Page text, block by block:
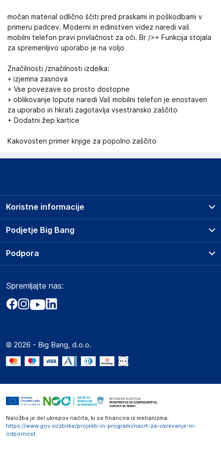
močan material odlično ščiti pred praskami in poškodbami v
primeru padcev. Moderni in edinstven videz naredi vaš
mobilni telefon pravi privlačnost za oči. Br />+ Funkcija stojala
za spremenljivo uporabo je na voljo
Značilnosti /značilnosti izdelka:
+ izjemna zasnova
+ Vse povezave so prosto dostopne
+ oblikovanje lopute naredi Vaš mobilni telefon je enostaven
za uporabo in hkrati zagotavlja vsestransko zaščito
+ Dodatni žep kartice
Kakovosten primer knjige za popolno zaščito
Podjetje Big Bang
O podjetju
Obvestila za javnost
Akt o digitalnih storitvah
Marketplace za partnerje
Novosti
Koristne informacije
Prodajna mesta
Storitve
Dostava, vnos in odvoz
Zavarovanje izdelkov
Podpora
Marketplace
Kako oddati naročilo?
Spremljajte nas:
© 2026 - Big Bang, d.o.o.
Naložba je del ukrepov načrta, ki se financira iz mehanizma:
https://www.gov.si/zbirke/projekti-in-programi/nacrt-za-okrevanje-in-
odpornost